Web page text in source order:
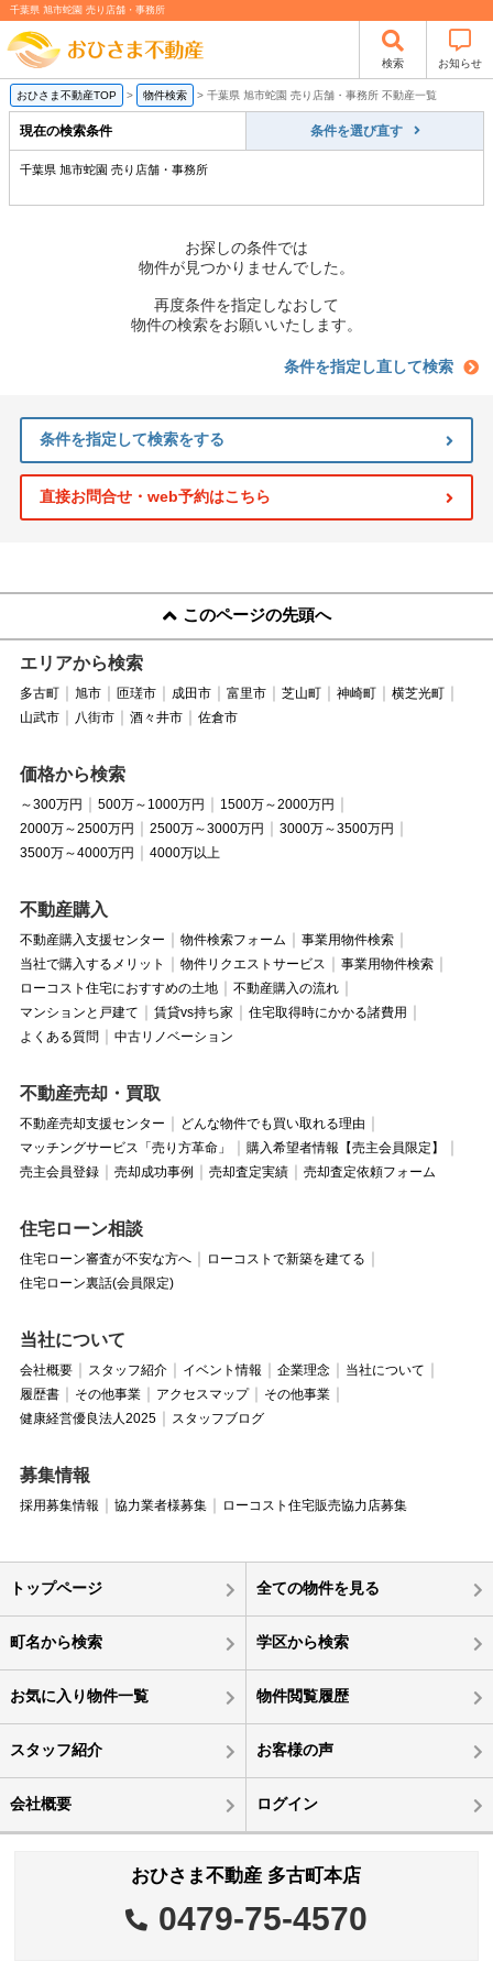
千葉県 旭市蛇園 売り店舗・事務所
検索 お知らせ
おひさま不動産TOP > 物件検索 > 千葉県 旭市蛇園 売り店舗・事務所 不動産一覧
現在の検索条件 条件を選び直す
千葉県 旭市蛇園 売り店舗・事務所
お探しの条件では
物件が見つかりませんでした。
再度条件を指定しなおして
物件の検索をお願いいたします。
条件を指定し直して検索
条件を指定して検索をする
直接お問合せ・web予約はこちら
このページの先頭へ
エリアから検索
多古町 旭市 匝瑳市 成田市 富里市 芝山町 神崎町
横芝光町
山武市
八街市 酒々井市 佐倉市
価格から検索
～300万円 500万～1000万円
1500万～2000万円
2000万～2500万円
2500万～3000万円
3000万～3500万円
3500万～4000万円
4000万以上
不動産購入
不動産購入支援センター 物件検索フォーム
事業用物件検索
当社で購入するメリット
物件リクエストサービス
事業用物件検索
ローコスト住宅におすすめの土地
不動産購入の流れ
マンションと戸建て
賃貸vs持ち家
住宅取得時にかかる諸費用
よくある質問
中古リノベーション
不動産売却・買取
不動産売却支援センター
どんな物件でも買い取れる理由
マッチングサービス「売り方革命」
購入希望者情報【売主会員限定】
売主会員登録
売却成功事例 売却査定実績 売却査定依頼フォーム
住宅ローン相談
住宅ローン審査が不安な方へ
ローコストで新築を建てる
住宅ローン裏話(会員限定)
当社について
会社概要 スタッフ紹介 イベント情報 企業理念
当社について
履歴書
その他事業 アクセスマップ
その他事業
健康経営優良法人2025
スタッフブログ
募集情報
採用募集情報 協力業者様募集 ローコスト住宅販売協力店募集
トップページ 全ての物件を見る
町名から検索 学区から検索
お気に入り物件一覧 物件閲覧履歴
スタッフ紹介 お客様の声
会社概要 ログイン
おひさま不動産 多古町本店
0479-75-4570